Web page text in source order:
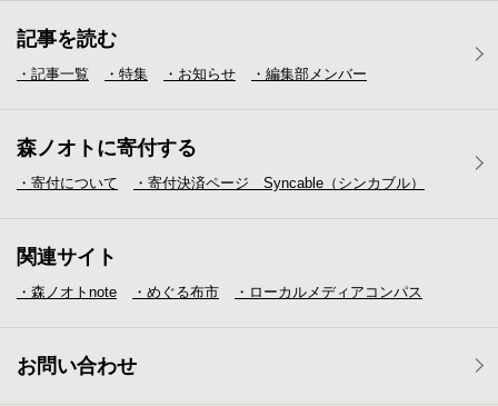
記事を読む
・記事一覧 ・特集 ・お知らせ ・編集部メンバー
森ノオトに寄付する
・寄付について ・寄付決済ページ Syncable（シンカブル）
関連サイト
・森ノオトnote ・めぐる布市 ・ローカルメディア コンパス
お問い合わせ